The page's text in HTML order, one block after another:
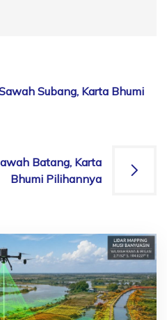
Subang, Karta Bhumi
Batang, Karta
Bhumi Pilihannya